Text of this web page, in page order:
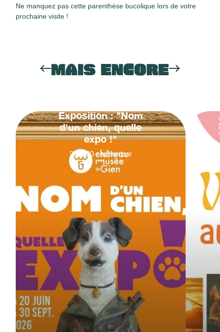
Ne manquez pas cette parenthèse bucolique lors de votre
prochaine visite !
MAIS ENCORE
Exposition : "Nom
d'un chien, quelle
expo !"
20 30 septembre